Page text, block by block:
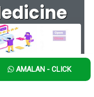
AMALAN - CLICK